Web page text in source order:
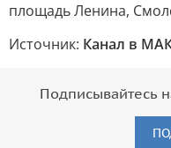
площадь Ленина,
Источник: Канал в
Подписывайтесь